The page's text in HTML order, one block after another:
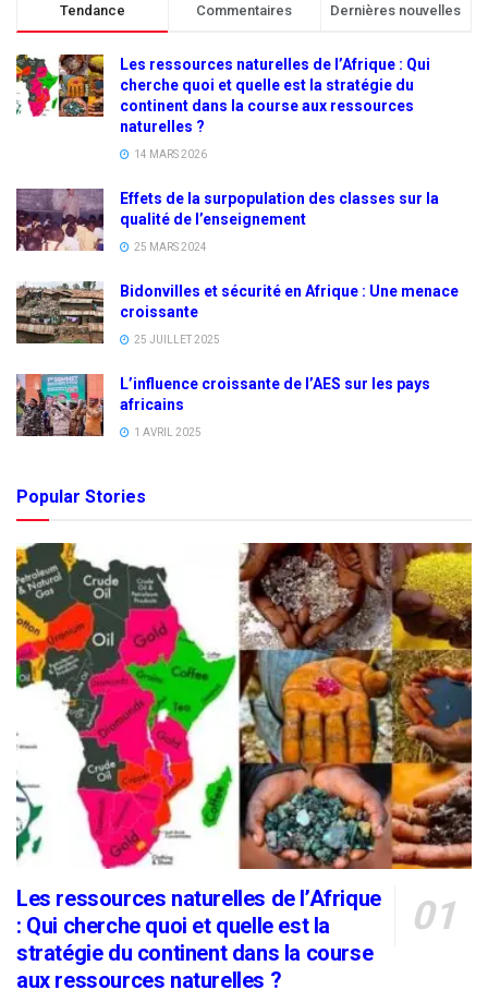
Tendance Commentaires Dernières nouvelles
Les ressources naturelles de l’Afrique : Qui
cherche quoi et quelle est la stratégie du
continent dans la course aux ressources
naturelles ?
14 MARS 2026
Effets de la surpopulation des classes sur la
qualité de l’enseignement
25 MARS 2024
Bidonvilles et sécurité en Afrique : Une menace
croissante
25 JUILLET 2025
L’influence croissante de l’AES sur les pays
africains
1 AVRIL 2025
Popular Stories
Les ressources naturelles de l’Afrique
: Qui cherche quoi et quelle est la
stratégie du continent dans la course
aux ressources naturelles ?